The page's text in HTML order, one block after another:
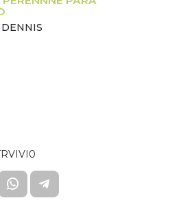
DENNIS